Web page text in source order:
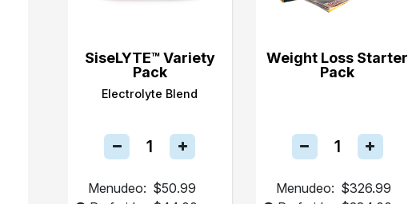
SiseLYTE™ Variety
Pack
Electrolyte Blend
Menudeo: $50.99
Weight Loss Starter
Pack
Menudeo: $326.99